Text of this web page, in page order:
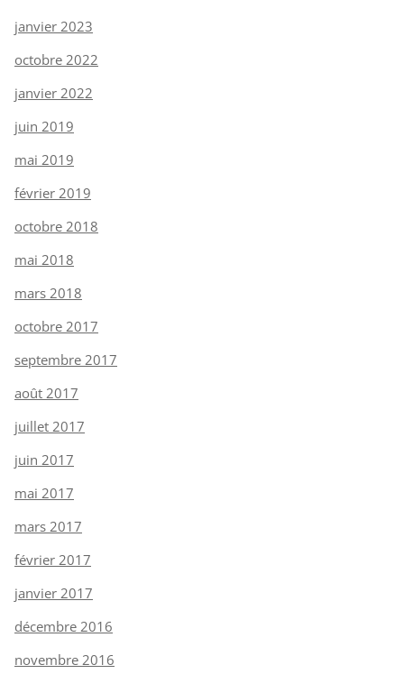
janvier 2023
octobre 2022
janvier 2022
juin 2019
mai 2019
février 2019
octobre 2018
mai 2018
mars 2018
octobre 2017
septembre 2017
août 2017
juillet 2017
juin 2017
mai 2017
mars 2017
février 2017
janvier 2017
décembre 2016
novembre 2016